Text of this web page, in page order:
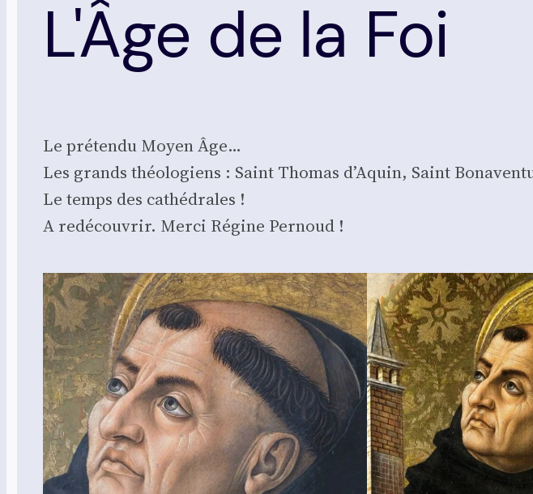
L'Âge de la Foi
Le pré­ten­du Moyen Âge…
Les grands théo­lo­giens : Saint Tho­mas d’A­quin, Saint
Le temps des cathé­drales !
A redé­cou­vrir. Mer­ci Régine Per­noud !